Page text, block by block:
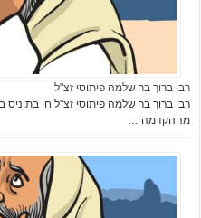
רבי ברוך בר שלמה פיתוסי זצ"ל
מההקדמה …